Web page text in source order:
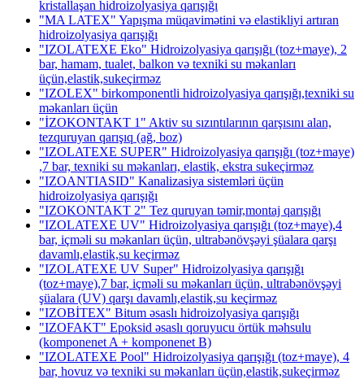
kristallaşan hidroizolyasiya qarışığı
"MA LATEX" Yapışma müqavimətini və elastikliyi artıran
hidroizolyasiya qarışığı
"IZOLATEXE Eko" Hidroizolyasiya qarışığı (toz+maye), 2
bar, hamam, tualet, balkon və texniki su məkanları
üçün,elastik,sukeçirməz
"IZOLEX" birkomponentli hidroizolyasiya qarışığı,texniki su
məkanları üçün
"İZOKONTAKT 1" Aktiv su sızıntılarının qarşısını alan,
tezquruyan qarışıq (ağ, boz)
"IZOLATEXE SUPER" Hidroizolyasiya qarışığı (toz+maye)
,7 bar, texniki su məkanları, elastik, ekstra sukeçirməz
"IZOANTIASID" Kanalizasiya sistemləri üçün
hidroizolyasiya qarışığı
"IZOKONTAKT 2" Tez quruyan təmir,montaj qarışığı
"IZOLATEXE UV" Hidroizolyasiya qarışığı (toz+maye),4
bar, içməli su məkanları üçün, ultrabənövşəyi şüalara qarşı
davamlı,elastik,su keçirməz
"IZOLATEXE UV Super" Hidroizolyasiya qarışığı
(toz+maye),7 bar, içməli su məkanları üçün, ultrabənövşəyi
şüalara (UV) qarşı davamlı,elastik,su keçirməz
"IZOBİTEX" Bitum əsaslı hidroizolyasiya qarışığı
"IZOFAKT" Epoksid əsaslı qoruyucu örtük məhsulu
(komponenet A + komponenet B)
"IZOLATEXE Pool" Hidroizolyasiya qarışığı (toz+maye), 4
bar, hovuz və texniki su məkanları üçün,elastik,sukeçirməz